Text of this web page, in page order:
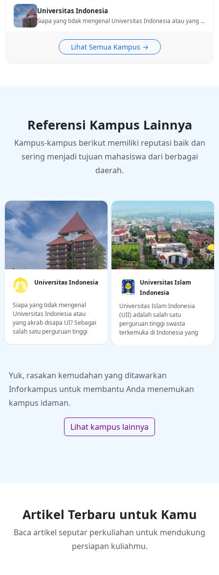
Universitas Indonesia
Siapa yang tidak mengenal Universitas Indonesia atau yang akrab disapa UI? Sebagai salah satu perguruan tinggi tertua dan paling prestisius di tanah air, UI menjadi impian bagi ribuan siswa SMA setiap tahunnya. Mengenakan &quot;Jaket Kuning&quot; bukan hanya soal kebanggaan, tetapi juga tentang kualitas pendidikan kelas dunia
Lihat Semua Kampus →
Referensi Kampus Lainnya
Kampus-kampus berikut memiliki reputasi baik dan
sering menjadi tujuan mahasiswa dari berbagai
daerah.
Universitas Indonesia
Siapa yang tidak mengenal
Universitas Indonesia atau
yang akrab disapa UI? Sebagai
salah satu perguruan tinggi
&quot;Jaket Kuning&quot;
bukan hanya soal kebanggaan,
tetapi juga tentang kualitas
pendidikan kelas dunia
Universitas Islam
Indonesia
Universitas Islam Indonesia
(UII) adalah salah satu
perguruan tinggi swasta
terkemuka di Indonesia yang
mengenai UII, mulai dari
statusnya, lokasi, biaya kuliah,
jurusan, sistem penilaian,
Yuk, rasakan kemudahan yang ditawarkan
Inforkampus untuk membantu Anda menemukan
kampus idaman.
Lihat kampus lainnya
Artikel Terbaru untuk Kamu
Baca artikel seputar perkuliahan untuk mendukung
persiapan kuliahmu.